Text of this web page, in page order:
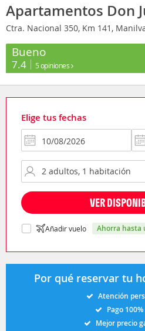
Apartamentos Don
Ctra. Nacional 350, Km 141,
Bueno
7.4 5 opiniones
Elige tus fechas
VER
Añadir vuelo ahorra hasta
Por qué reservar tu
Atención
Pago
Mejor precio